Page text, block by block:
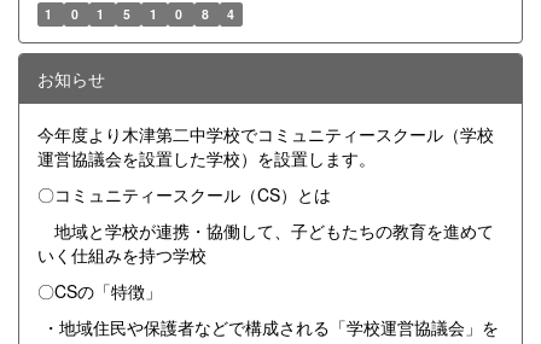
1 0 1 5 1 0 8 4
お知らせ
今年度より木津第二中学校でコミュニティースクール（学校
運営協議会を設置した学校）を設置します。
〇コミュニティースクール（CS）とは
地域と学校が連携・協働して、子どもたちの教育を進めて
いく仕組みを持つ学校
〇CSの「特徴」
・地域住民や保護者などで構成される「学校運営協議会」を